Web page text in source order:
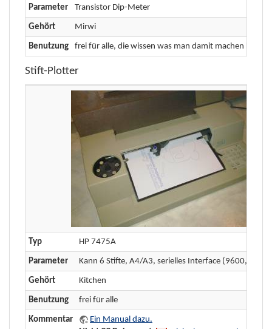
Parameter Transistor Dip-Meter
Gehört Mirwi
Benutzung frei für alle, die wissen was man damit machen kann.
Stift-Plotter
Typ HP 7475A
Parameter Kann 6 Stifte, A4/A3, serielles Interface (9600,8N1,
Gehört Kitchen
Benutzung frei für alle
Kommentar
Ein Manual dazu.